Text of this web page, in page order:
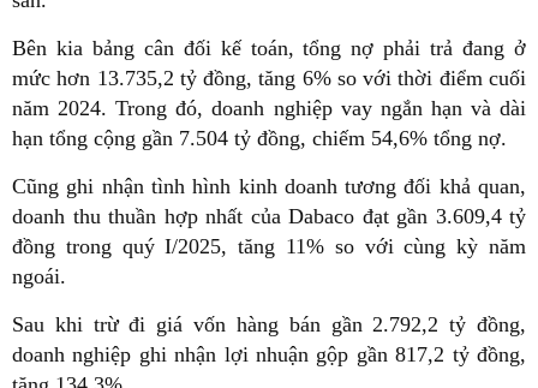
Bên kia bảng cân đối kế toán, tổng nợ phải trả đang ở
mức hơn 13.735,2 tỷ đồng, tăng 6% so với thời điểm cuối
năm 2024. Trong đó, doanh nghiệp vay ngắn hạn và dài
hạn tổng cộng gần 7.504 tỷ đồng, chiếm 54,6% tổng nợ.
Cũng ghi nhận tình hình kinh doanh tương đối khả quan,
doanh thu thuần hợp nhất của Dabaco đạt gần 3.609,4 tỷ
đồng trong quý I/2025, tăng 11% so với cùng kỳ năm
ngoái.
Sau khi trừ đi giá vốn hàng bán gần 2.792,2 tỷ đồng,
doanh nghiệp ghi nhận lợi nhuận gộp gần 817,2 tỷ đồng,